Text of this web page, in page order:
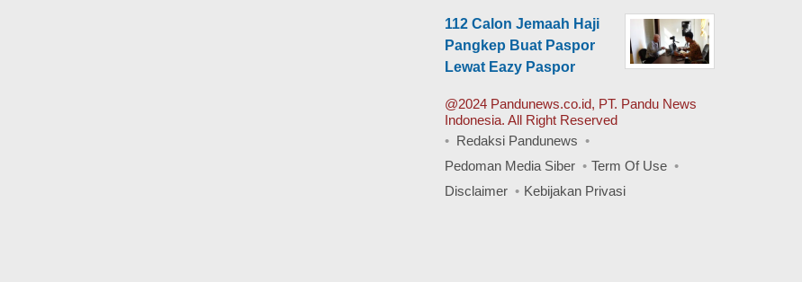
112 Calon Jemaah Haji
Pangkep Buat Paspor
Lewat Eazy Paspor
@2024 Pandunews.co.id, PT. Pandu News
Indonesia. All Right Reserved
Redaksi Pandunews
Pedoman Media Siber
Term Of Use
Disclaimer
Kebijakan Privasi